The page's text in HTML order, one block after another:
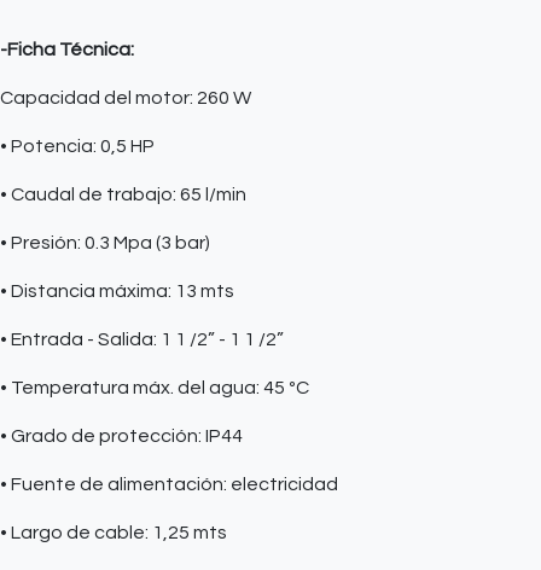
-Ficha Técnica:
Capacidad del motor: 260 W
• Potencia: 0,5 HP
• Caudal de trabajo: 65 l/min
• Presión: 0.3 Mpa (3 bar)
• Distancia máxima: 13 mts
• Entrada - Salida: 1 1 /2” - 1 1 /2”
• Temperatura máx. del agua: 45 ºC
• Grado de protección: IP44
• Fuente de alimentación: electricidad
• Largo de cable: 1,25 mts